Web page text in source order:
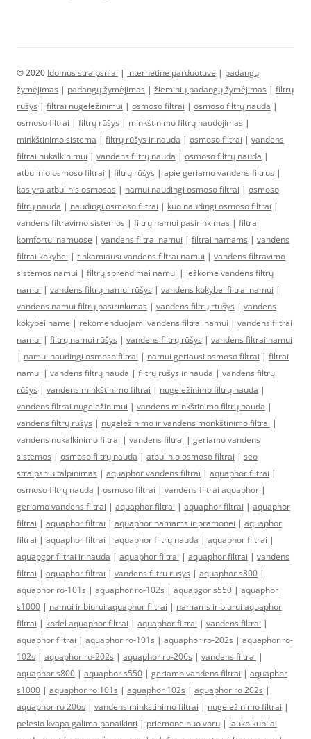
© 2020 Idomus straipsniai | internetine parduotuve | padangų
žymėjimas | padangų žymėjimas | žieminių padangų žymėjimas | filtrų
rūšys | filtrai nugeležinimui | osmoso filtrai | osmoso filtrų nauda |
osmoso filtrai | filtrų rūšys | minkštinimo filtrų naudojimas |
minkštinimo sistema | filtrų rūšys ir nauda | osmoso filtrai | vandens
filtrai nukalkinimui | vandens filtrų nauda | osmoso filtrų nauda |
atbulinio osmoso filtrai | filtrų rūšys | apie geriamo vandens filtrus |
kas yra atbulinis osmosas | namui naudingi osmoso filtrai | osmoso
filtrų nauda | naudingi osmoso filtrai | kuo naudingi osmoso filtrai |
vandens filtravimo sistemos | filtrų namui pasirinkimas | filtrai
komfortui namuose | vandens filtrai namui | filtrai namams | vandens
filtrai kokybei | tinkamiausi vandens filtrai namui | vandens filtravimo
sistemos namui | filtrų sprendimai namui | ieškome vandens filtrų
namui | vandens filtrų namui rūšys | vandens kokybei filtrai namui |
vandens namui filtrų pasirinkimas | vandens filtrų rtūšys | vandens
kokybei name | rekomenduojami vandens filtrai namui | vandens filtrai
namui | filtrų namui rūšys | vandens filtrų rūšys | vandens filtrai namui
| namui naudingi osmoso filtrai | namui geriausi osmoso filtrai | filtrai
namui | vandens filtrų nauda | filtrų rūšys ir nauda | vandens filtrų
rūšys | vandens minkštinimo filtrai | nugeležinimo filtrų nauda |
vandens filtrai nugeležinimui | vandens minkštinimo filtrų nauda |
vandens filtrų rūšys | nugeležinimo ir vandens monkštinimo filtrai |
vandens nukalkinimo filtrai | vandens filtrai | geriamo vandens
sistemos | osmoso filtrų nauda | atbulinio osmoso filtrai | seo
straipsniu talpinimas | aquaphor vandens filtrai | aquaphor filtrai |
osmoso filtrų nauda | osmoso filtrai | vandens filtrai aquaphor |
geriamo vandens filtrai | aquaphor filtrai | aquaphor filtrai | aquaphor
filtrai | aquaphor filtrai | aquaphor namams ir pramonei | aquaphor
filtrai | aquaphor filtrai | aquaphor filtrų nauda | aquaphor filtrai |
aquapgor filtrai ir nauda | aquaphor filtrai | aquaphor filtrai | vandens
filtrai | aquaphor filtrai | vandens filtru rusys | aquaphor s800 |
aquaphor ro-101s | aquaphor ro-102s | aquapgor s550 | aquaphor
s1000 | namui ir biurui aquaphor filtrai | namams ir biurui aquaphor
filtrai | kodel aquaphor filtrai | aquaphor filtrai | vandens filtrai |
aquaphor filtrai | aquaphor ro-101s | aquaphor ro-202s | aquaphor ro-
102s | aquaphor ro-202s | aquaphor ro-206s | vandens filtrai |
aquaphor s800 | aquaphor s550 | geriamo vandens filtrai | aquaphor
s1000 | aquaphor ro 101s | aquaphor 102s | aquaphor ro 202s |
aquaphor ro 206s | vandens minkstinimo filtrai | nugeležinimo filtrai |
pelesio kvapa galima panaikinti | priemone nuo voru | lauko kubilai